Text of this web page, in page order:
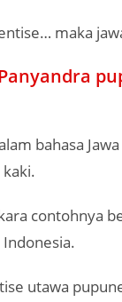
maka
bahasa
contohnya
utawa